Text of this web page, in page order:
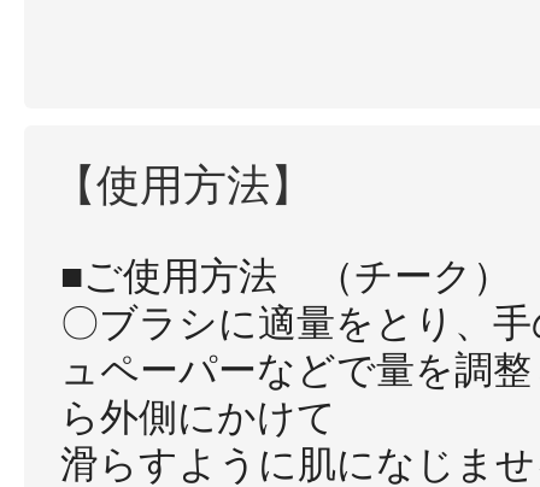
【使用方法】
■ご使用方法 （チーク）
〇ブラシに適量をとり、
ュペーパーなどで量を調
ら外側にかけて
滑らすように肌になじま